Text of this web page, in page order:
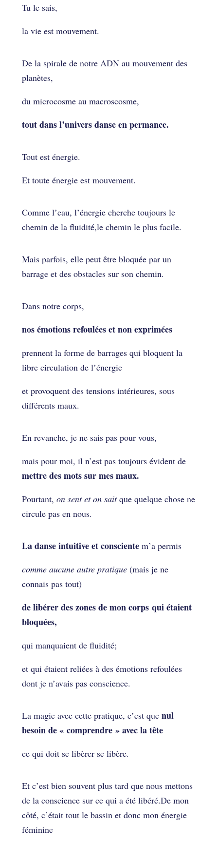
Tu le sais,
la vie est mouvement.
De la spirale de notre ADN au mouvement des
planètes,
du microcosme au macroscosme,
tout dans l’univers danse en permance.
Tout est énergie.
Et toute énergie est mouvement.
Comme l’eau, l’énergie cherche toujours le
chemin de la fluidité,le chemin le plus facile.
Mais parfois, elle peut être bloquée par un
barrage et des obstacles sur son chemin.
Dans notre corps,
nos émotions refoulées et non exprimées
prennent la forme de barrages qui bloquent la
libre circulation de l’énergie
et provoquent des tensions intérieures, sous
différents maux.
En revanche, je ne sais pas pour vous,
mais pour moi, il n’est pas toujours évident de
mettre des mots sur mes maux.
Pourtant, on sent et on saitque quelque chose ne
circule pas en nous.
La danse intuitive et consciente m’a permis
comme aucune autre pratique (mais je ne
connais pas tout)
de libérer des zones de mon corps qui étaient
bloquées,
qui manquaient de fluidité;
et qui étaient reliées à des émotions refoulées
dont je n’avais pas conscience.
La magie avec cette pratique, c’est que nul
besoin de « comprendre » avec la tête
ce qui doit se libèrer se libère.
Et c’est bien souvent plus tard que nous mettons
de la conscience sur ce qui a été libéré.De mon
côté, c’était tout le bassin et donc mon énergie
féminine